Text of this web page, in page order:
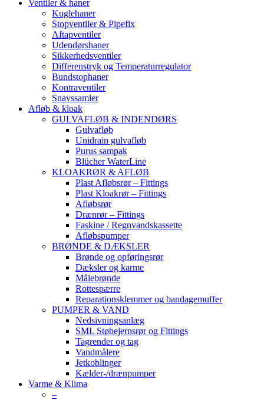
Ventiler & haner
Kuglehaner
Stopventiler & Pipefix
Aftapventiler
Udendørshaner
Sikkerhedsventiler
Differenstryk og Temperaturregulator
Bundstophaner
Kontraventiler
Snavssamler
Afløb & kloak
GULVAFLØB & INDENDØRS
Gulvafløb
Unidrain gulvafløb
Purus sampak
Blücher WaterLine
KLOAKRØR & AFLØB
Plast Afløbsrør – Fittings
Plast Kloakrør – Fittings
Afløbsrør
Drænrør – Fittings
Faskine / Regnvandskassette
Afløbspumper
BRØNDE & DÆKSLER
Brønde og opføringsrør
Dæksler og karme
Målebrønde
Rottespærre
Reparationsklemmer og bandagemuffer
PUMPER & VAND
Nedsivningsanlæg
SML Støbejernsrør og Fittings
Tagrender og tag
Vandmålere
Jetkoblinger
Kælder-/drænpumper
Varme & Klima
–